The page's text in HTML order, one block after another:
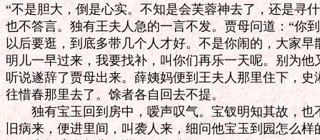
“不是胆大，倒是心实。不知是会芙蓉神去了，还是寻
也不答言。独有王夫人急的一言不发。贾母问道：“你
以后要逛，到底多带几个人才好。不是你闹的，大家
明儿一早过来，我要找补，叫你们再乐一天呢。别为他
听说遂辞了贾母出来。薛姨妈便到王夫人那里住下，
往惜春那里去了。馀者各自回去不提。
独有宝玉回到房中，嗳声叹气。宝钗明知其故，也
旧病来，便进里间，叫袭人来，细问他宝玉到园怎么样